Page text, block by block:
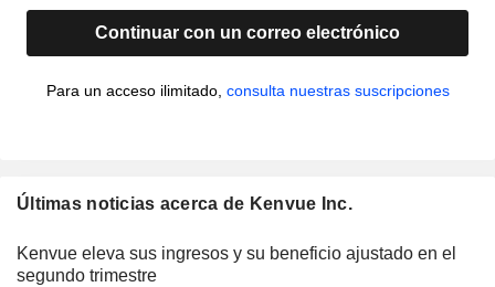
Continuar con un correo electrónico
Para un acceso ilimitado, consulta nuestras suscripciones
Últimas noticias acerca de Kenvue Inc.
Kenvue eleva sus ingresos y su beneficio ajustado en el
segundo trimestre